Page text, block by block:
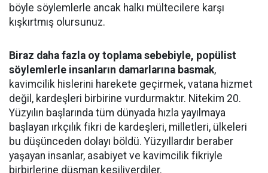
böyle söylemlerle ancak halkı mültecilere karşı
kışkırtmış olursunuz.
Biraz daha fazla oy toplama sebebiyle, popülist
söylemlerle insanların damarlarına basmak,
kavimcilik hislerini harekete geçirmek, vatana hizmet
değil, kardeşleri birbirine vurdurmaktır. Nitekim 20.
Yüzyılın başlarında tüm dünyada hızla yayılmaya
başlayan ırkçılık fikri de kardeşleri, milletleri, ülkeleri
bu düşünceden dolayı böldü. Yüzyıllardır beraber
yaşayan insanlar, asabiyet ve kavimcilik fikriyle
birbirlerine düşman kesiliverdiler.